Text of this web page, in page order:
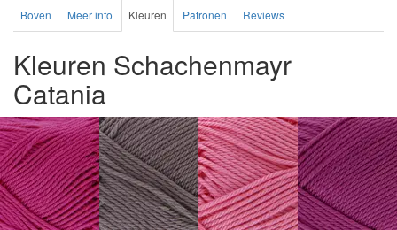
Boven Meer info Kleuren Patronen Reviews
Kleuren Schachenmayr
Catania